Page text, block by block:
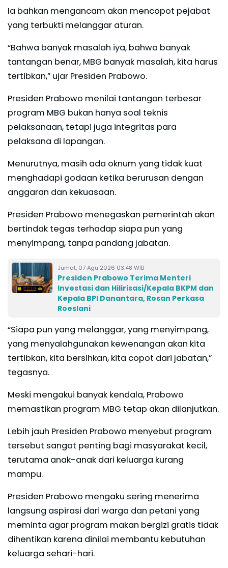
Ia bahkan mengancam akan mencopot pejabat
yang terbukti melanggar aturan.
“Bahwa banyak masalah iya, bahwa banyak
tantangan benar, MBG banyak masalah, kita harus
tertibkan,” ujar Presiden Prabowo.
Presiden Prabowo menilai tantangan terbesar
program MBG bukan hanya soal teknis
pelaksanaan, tetapi juga integritas para
pelaksana di lapangan.
Menurutnya, masih ada oknum yang tidak kuat
menghadapi godaan ketika berurusan dengan
anggaran dan kekuasaan.
Presiden Prabowo menegaskan pemerintah akan
bertindak tegas terhadap siapa pun yang
menyimpang, tanpa pandang jabatan.
Jumat, 07 Agu 2026 03:48 WIB
Presiden Prabowo Terima Menteri
Investasi dan Hilirisasi/Kepala BKPM dan
Kepala BPI Danantara, Rosan Perkasa
Roeslani
“Siapa pun yang melanggar, yang menyimpang,
yang menyalahgunakan kewenangan akan kita
tertibkan, kita bersihkan, kita copot dari jabatan,”
tegasnya.
Meski mengakui banyak kendala, Prabowo
memastikan program MBG tetap akan dilanjutkan.
Lebih jauh Presiden Prabowo menyebut program
tersebut sangat penting bagi masyarakat kecil,
terutama anak-anak dari keluarga kurang
mampu.
Presiden Prabowo mengaku sering menerima
langsung aspirasi dari warga dan petani yang
meminta agar program makan bergizi gratis tidak
dihentikan karena dinilai membantu kebutuhan
keluarga sehari-hari.